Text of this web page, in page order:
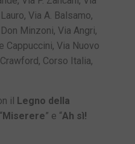
Via A. Balsamo,
Minzoni, Via Angri,
Cappuccini, Via Nuovo
Corso Italia,
il
Legno della
Miserere” e “Ah sì!